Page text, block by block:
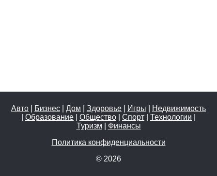
Авто Бизнес Дом Здоровье Игры
Недвижимость
Образование Общество Спорт Технологии
Туризм
Финансы
Политика конфиденциальности
© 2026